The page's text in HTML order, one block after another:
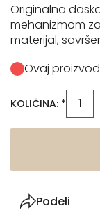
Originalna
mehanizmom
materijal,
Ovaj
KOLIČINA: *
Podeli